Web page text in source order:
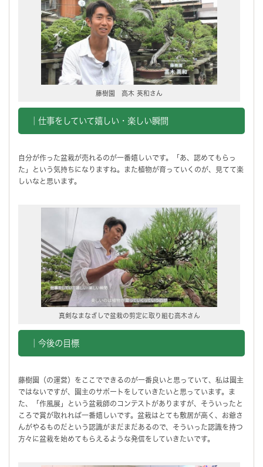
藤樹園 高木 英和さん
｜仕事をしていて嬉しい・楽しい瞬間
自分が作った盆栽が売れるのが一番嬉しいです。「あ、認めてもらっ
た」という気持ちになりますね。また植物が育っていくのが、見てて楽
しいなと思います。
真剣なまなざしで盆栽の剪定に取り組む高木さん
｜今後の目標
藤樹園（の運営）をここでできるのが一番良いと思っていて、私は園主
ではないですが、園主のサポートをしていきたいと思っています。ま
た、「作風展」という盆栽師のコンテストがありますが、そういったと
ころで賞が取れれば一番嬉しいです。盆栽はとても敷居が高く、お爺さ
んがやるものだという認識がまだまだあるので、そういった認識を持つ
方々に盆栽を始めてもらえるような発信をしていきたいです。